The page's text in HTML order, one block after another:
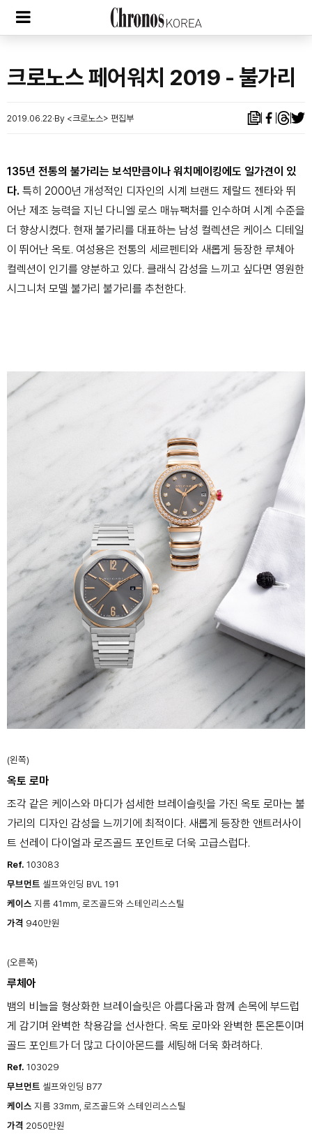
크로노스 페어워치 2019 - 불가리
2019.06.22 By <크로노스> 편집부
135년 전통의 불가리는 보석만큼이나 워치메이킹에도 일가견이 있
다. 특히 2000년 개성적인 디자인의 시계 브랜드 제랄드 젠타와 뛰
어난 제조 능력을 지닌 다니엘 로스 매뉴팩처를 인수하며 시계 수준을
더 향상시켰다. 현재 불가리를 대표하는 남성 컬렉션은 케이스 디테일
이 뛰어난 옥토. 여성용은 전통의 세르펜티와 새롭게 등장한 루체아
컬렉션이 인기를 양분하고 있다. 클래식 감성을 느끼고 싶다면 영원한
시그니처 모델 불가리 불가리를 추천한다.
(왼쪽)
옥토 로마
조각 같은 케이스와 마디가 섬세한 브레이슬릿을 가진 옥토 로마는 불
가리의 디자인 감성을 느끼기에 최적이다. 새롭게 등장한 앤트러사이
트 선레이 다이얼과 로즈골드 포인트로 더욱 고급스럽다.
Ref. 103083
무브먼트 셀프와인딩 BVL 191
케이스 지름 41mm, 로즈골드와 스테인리스스틸
가격 940만원
(오른쪽)
루체아
뱀의 비늘을 형상화한 브레이슬릿은 아름다움과 함께 손목에 부드럽
게 감기며 완벽한 착용감을 선사한다. 옥토 로마와 완벽한 톤온톤이며
골드 포인트가 더 많고 다이아몬드를 세팅해 더욱 화려하다.
Ref. 103029
무브먼트 셀프와인딩 B77
케이스 지름 33mm, 로즈골드와 스테인리스스틸
가격 2050만원